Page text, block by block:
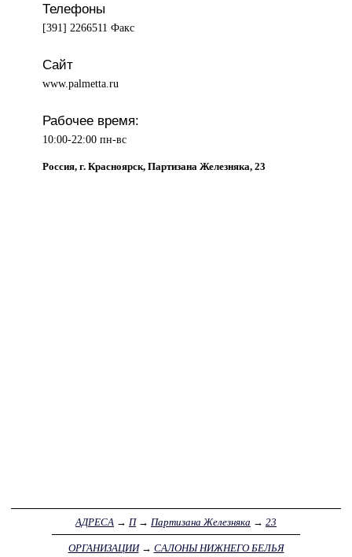
Телефоны
[391] 2266511 Факс
Сайт
www.palmetta.ru
Рабочее время:
10:00-22:00 пн-вс
Россия, г. Красноярск, Партизана Железняка, 23
АДРЕСА → П→ Партизана Железняка → 23
ОРГАНИЗАЦИИ→ САЛОНЫ НИЖНЕГО БЕЛЬЯ